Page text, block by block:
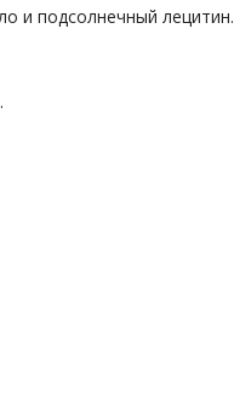
и подсолнечный лецитин.